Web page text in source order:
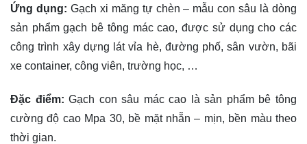
Ứng dụng: Gạch xi măng tự chèn – mẫu con sâu là dòng
sản phẩm gạch bê tông mác cao, được sử dụng cho các
công trình xây dựng lát vỉa hè, đường phố, sân vườn, bãi
xe container, công viên, trường học, …
Đặc điểm: Gạch con sâu mác cao là sản phẩm bê tông
cường độ cao Mpa 30, bề mặt nhẵn – mịn, bền màu theo
thời gian.